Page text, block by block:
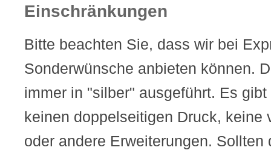
Einschränkungen
Bitte beachten Sie, dass wir bei
Sonderwünsche anbieten können.
immer in "silber" ausgeführt. Es
keinen doppelseitigen Druck, keine
oder andere Erweiterungen. Sollten